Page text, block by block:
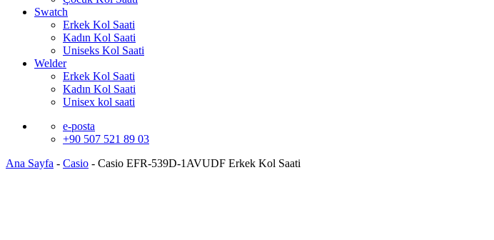
Swatch
Erkek Kol Saati
Kadın Kol Saati
Uniseks Kol Saati
Welder
Erkek Kol Saati
Kadın Kol Saati
Unisex kol saati
e-posta
+90 507 521 89 03
Ana Sayfa - Casio - Casio EFR-539D-1AVUDF Erkek Kol Saati